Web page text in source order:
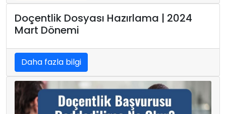
Doçentlik Dosyası Hazırlama | 2024
Mart Dönemi
Daha fazla bilgi